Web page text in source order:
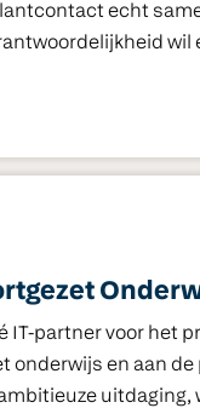
echt
wil
IT-partner voor het
onderwijs en aan
uitdaging,